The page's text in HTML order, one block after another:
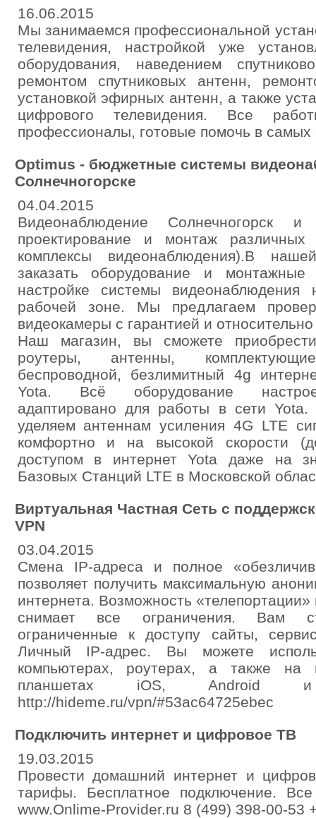
16.06.2015
Мы занимаемся профессиональной
телевидения, настройкой уже
оборудования, наведением
ремонтом спутниковых антенн,
установкой эфирных антенн, а также
цифрового телевидения. Все
профессионалы, готовые помочь в самых
Optimus - бюджетные системы
Солнечногорске
04.04.2015
Видеонаблюдение Солнечногорск
проектирование и монтаж
комплексы видеонаблюдения).В
заказать оборудование и
настройке системы
рабочей зоне. Мы предлагаем
видеокамеры с гарантией и
Наш магазин, вы сможете
роутеры, антенны,
беспроводной, безлимитный 4g
Yota. Всё оборудование
адаптировано для работы в сети
уделяем антеннам усиления 4G LTE
комфортно и на высокой скорости
доступом в интернет Yota даже на
Базовых Станций LTE в Московской
Виртуальная Частная Сеть с
VPN
03.04.2015
Смена IP-адреса и полное
позволяет получить максимальную
интернета. Возможность «телепортации»
снимает все ограничения. Вам
ограниченные к доступу сайты,
Личный IP-адрес. Вы можете
компьютерах, роутерах, а также на
планшетах iOS, Android
http://hideme.ru/vpn/#53ac64725ebec
Подключить интернет и цифровое ТВ
19.03.2015
Провести домашний интернет и
тарифы. Бесплатное подключение.
www.Onlime-Provider.ru 8 (499) 398-00-53